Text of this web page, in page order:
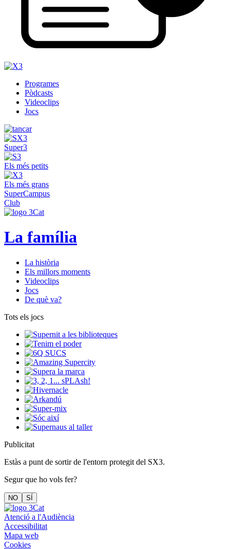
Programes
Pòdcasts
Videoclips
Jocs
Super3
Els més petits
Els més grans
SuperCampus
Club
La família
La història
Els millors moments
Videoclips
Jocs
De què va?
Tots els jocs
Publicitat
Estàs a punt de sortir de l'entorn protegit del SX3.
Segur que ho vols fer?
NO SÍ
Atenció a l'Audiència
Accessibilitat
Mapa web
Cookies